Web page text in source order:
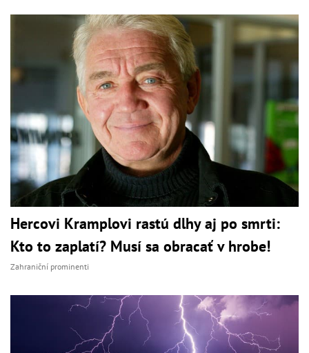
Hercovi Kramplovi rastú dlhy aj po smrti:
Kto to zaplatí? Musí sa obracať v hrobe!
Zahraniční prominenti